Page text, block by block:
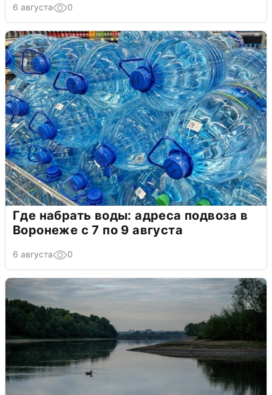
6 августа 0
Где набрать воды: адреса подвоза в
Воронеже с 7 по 9 августа
6 августа 0